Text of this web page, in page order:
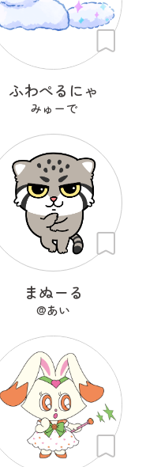
ふわぺるにゃ
みゅーで
まぬーる
@あい